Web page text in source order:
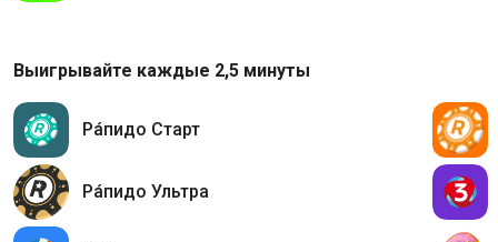
Выигрывайте каждые 2,5 минуты
Ра́пидо Старт
Ра́пидо Ультра